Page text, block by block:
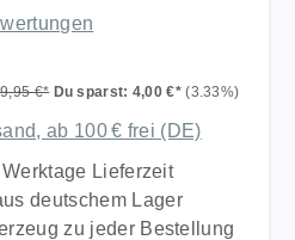
€* Du sparst: 4,00 €*(3.33%)
ab 100 € frei (DE)
Lieferzeit
deutschem Lager
zu jeder Bestellung